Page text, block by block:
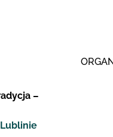
–